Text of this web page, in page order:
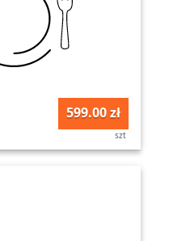
599.00 zł
szt